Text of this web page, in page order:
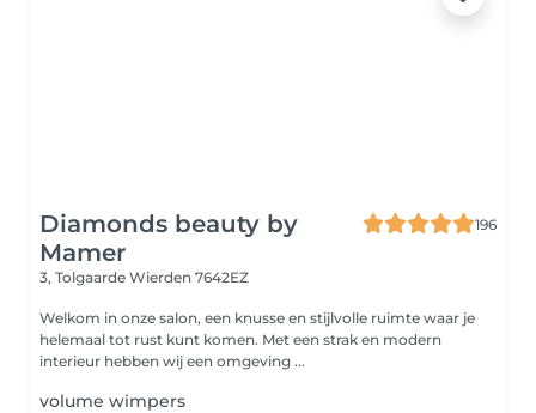
Diamonds beauty by
Mamer
196
3, Tolgaarde Wierden 7642EZ
Welkom in onze salon, een knusse en stijlvolle ruimte waar je
helemaal tot rust kunt komen. Met een strak en modern
interieur hebben wij een omgeving ...
volume wimpers